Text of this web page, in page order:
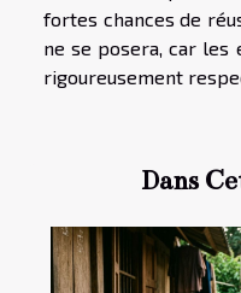
fortes chances de
ne se posera, car les
rigoureusement
Dans